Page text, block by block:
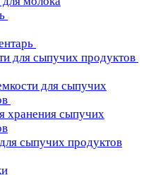
для сыпучих продуктов
для сыпучих
хранения сыпучих
сыпучих продуктов